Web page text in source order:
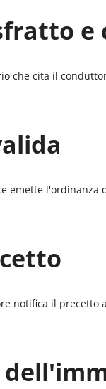
e
che cita il
emette l'ordinanza
notifica il